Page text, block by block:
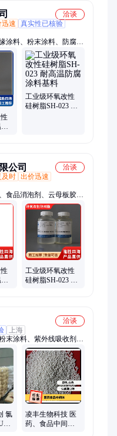
洽谈
迅速
真实性已核验
涂料、粉末涂料、防腐涂
、灌封胶、原材料、硅树
、消泡剂、金属底材、粘
胶水、保护膜胶水、环氧
工业级环氧改性
硅树脂SH-023 耐
公司
洽谈
及时 出价迅速
食品消泡剂、云母板胶粘
基硅油、含氢硅油、乙烯
基硅树脂、苯基硅树脂、
机硅压敏胶、环氧改性
MQ硅树脂、二甲基羟基
、有机硅中间体
工业级环氧改性
硅树脂SH-023 耐
洽谈
上海
末涂料、紫外线吸收剂、
面活性剂、消光粉、增塑
剂
氯
凌丰生物科技 医
药、食品中间体 L